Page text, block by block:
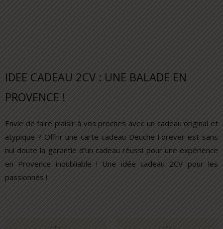
IDEE CADEAU 2CV : UNE BALADE EN
PROVENCE !
Envie de faire plaisir à vos proches avec un cadeau original et
atypique ? Offrir une carte cadeau Deuche Forever est sans
nul doute la garantie d’un cadeau réussi pour une expérience
en Provence inoubliable ! Une idée cadeau 2CV pour les
passionnés !